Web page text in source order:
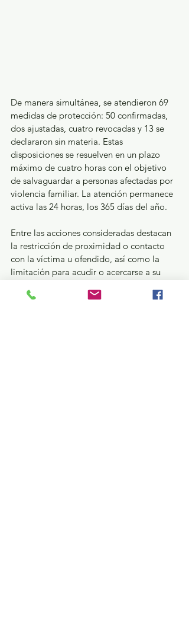
De manera simultánea, se atendieron 69
medidas de protección: 50 confirmadas,
dos ajustadas, cuatro revocadas y 13 se
declararon sin materia. Estas
disposiciones se resuelven en un plazo
máximo de cuatro horas con el objetivo
de salvaguardar a personas afectadas por
violencia familiar. La atención permanece
activa las 24 horas, los 365 días del año.
Entre las acciones consideradas destacan
la restricción de proximidad o contacto
con la víctima u ofendido, así como la
limitación para acudir o acercarse a su
localice.